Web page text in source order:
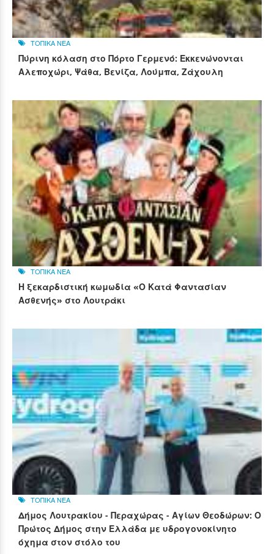
ΤΟΠΙΚΑ ΝΕΑ
Πύρινη κόλαση στο Πόρτο Γερμενό: Εκκενώνονται
Αλεποχώρι, Ψάθα, Βενίζα, Λούμπα, Ζάχουλη
ΤΟΠΙΚΑ ΝΕΑ
Η ξεκαρδιστική κωμωδία «Ο Κατά Φαντασίαν
Ασθενής» στο Λουτράκι
ΤΟΠΙΚΑ ΝΕΑ
Δήμος Λουτρακίου - Περαχώρας - Αγίων Θεοδώρων: Ο
Πρώτος Δήμος στην Ελλάδα με υδρογονοκίνητο
όχημα στον στόλο του